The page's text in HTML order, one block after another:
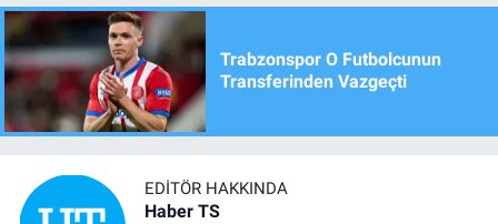
Trabzonspor O Futbolcunun
Transferinden Vazgeçti
EDITÖR HAKKINDA
Haber TS